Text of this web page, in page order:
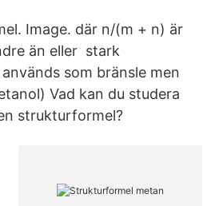
Image. där n/(m + n) är
än eller stark
som bränsle men
Vad kan du studera
strukturformel?